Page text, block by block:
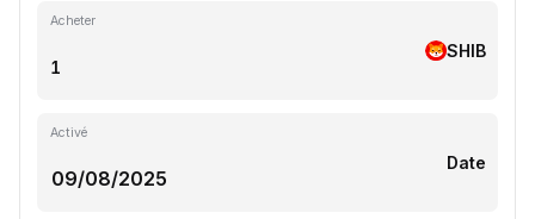
Acheter
SHIB
Activé
Date